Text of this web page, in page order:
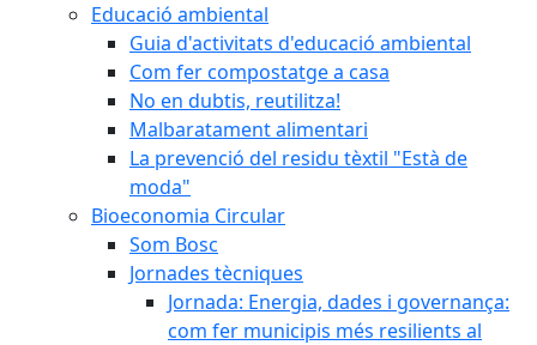
Educació ambiental
Guia d'activitats d'educació ambiental
Com fer compostatge a casa
No en dubtis, reutilitza!
Malbaratament alimentari
La prevenció del residu tèxtil "Està de
moda"
Bioeconomia Circular
Som Bosc
Jornades tècniques
Jornada: Energia, dades i governança:
com fer municipis més resilients al